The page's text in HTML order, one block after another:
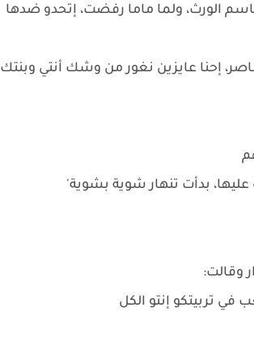
الورث، ولما ماما رفضت، إتحدو ضدها
ناصر، إحنا عايزين نغور من وشك أنتي وبنتك
بدأت تنهار شوية بشوية'
وقالت:
في تربيتكو إنتو الكل